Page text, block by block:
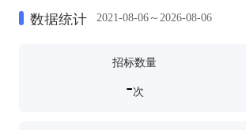
数据统计 2021-08-06～2026-08-06
招标数量
-次